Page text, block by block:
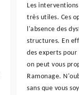
Les
très utiles. Ces
l'absence des
structures. En
des experts
on peut vous
Ramonage.
sans que vous